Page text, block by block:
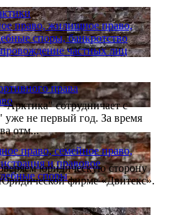
право, жилищное право,
споры, банкротство
частных лиц
права
право, семейное право,
и правовое
споры
сотрудничает с
не первый год. За время
отм...
юридическую сторону
фирме «Двитекс».